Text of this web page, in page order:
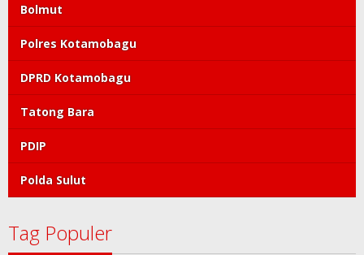
Bolmut
Polres Kotamobagu
DPRD Kotamobagu
Tatong Bara
PDIP
Polda Sulut
Tag Populer